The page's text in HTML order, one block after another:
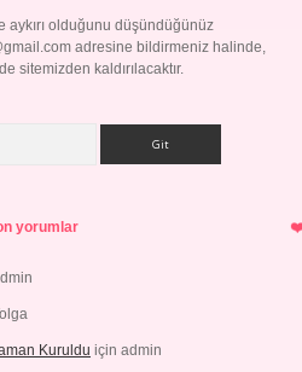
olduğunu düşündüğünüz
adresine bildirmeniz halinde,
sitemizden kaldırılacaktır.
yorumlar
Kuruldu için admin